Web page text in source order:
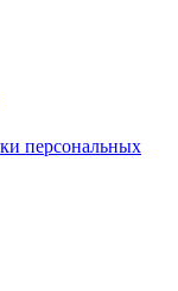
персональных